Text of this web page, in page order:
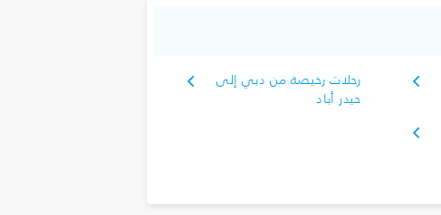
رحلات رخيصة من دبي إلى
حيدر أباد